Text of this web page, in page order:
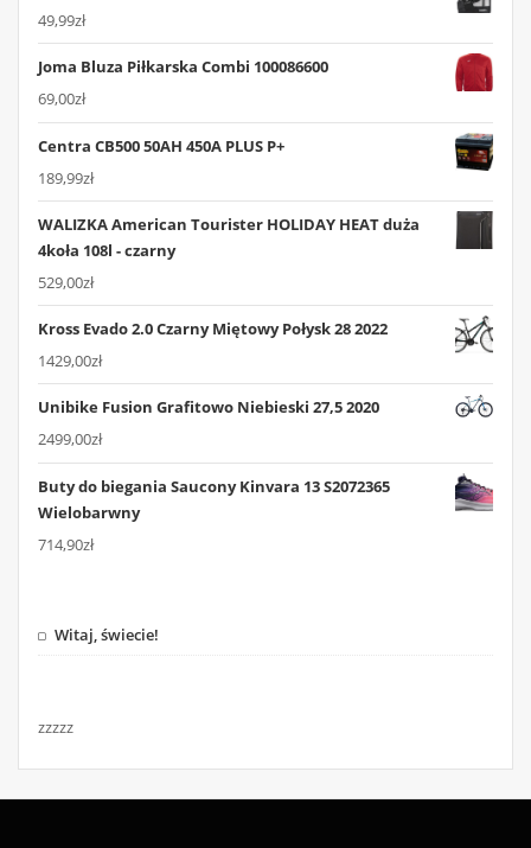
49,99zł
Joma Bluza Piłkarska Combi 100086600
69,00zł
Centra CB500 50AH 450A PLUS P+
189,99zł
WALIZKA American Tourister HOLIDAY HEAT duża
4koła 108l - czarny
529,00zł
Kross Evado 2.0 Czarny Miętowy Połysk 28 2022
1429,00zł
Unibike Fusion Grafitowo Niebieski 27,5 2020
2499,00zł
Buty do biegania Saucony Kinvara 13 S2072365
Wielobarwny
714,90zł
Witaj, świecie!
zzzzz